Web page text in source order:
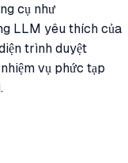
cụ như
LLM yêu thích của
trình duyệt
vụ phức tạp